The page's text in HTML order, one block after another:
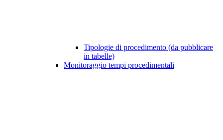
Tipologie di procedimento (da pubblicare
in tabelle)
Monitoraggio tempi procedimentali